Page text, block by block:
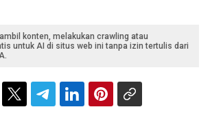
konten, melakukan crawling atau
untuk AI di situs web ini tanpa izin tertulis dari